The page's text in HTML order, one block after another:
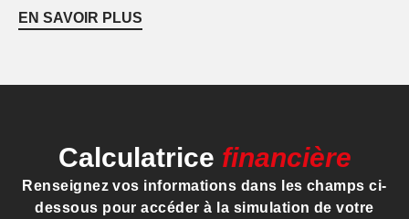
EN SAVOIR PLUS
Calculatrice financière
Renseignez vos informations dans les champs ci-
dessous pour accéder à la simulation de votre